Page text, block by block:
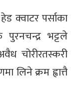
क्वाटर पर्साका
पुरनचन्द्र भट्टले
चोरीरतस्करी
लिने क्रम ह्वात्तै